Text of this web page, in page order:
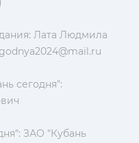
Лата Людмила
сегодня":
ЗАО "Кубань